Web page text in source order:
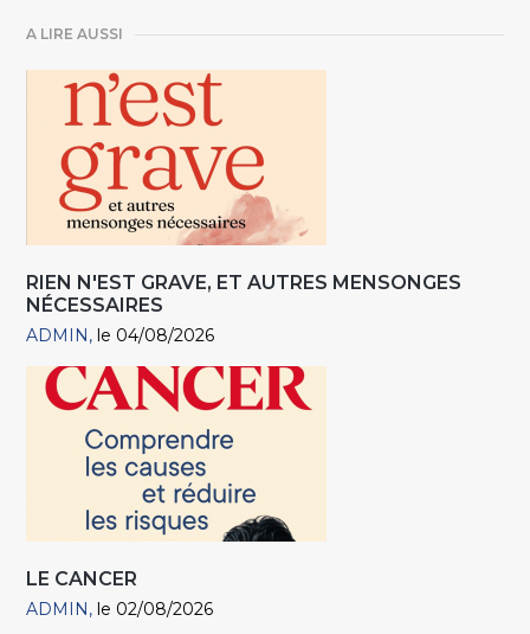
A LIRE AUSSI
RIEN N'EST GRAVE, ET AUTRES MENSONGES
NÉCESSAIRES
ADMIN le 04/08/2026
LE CANCER
ADMIN le 02/08/2026